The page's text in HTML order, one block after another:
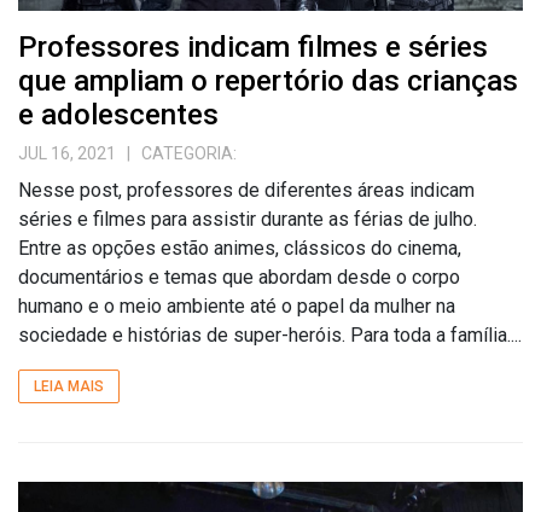
Professores indicam filmes e séries
que ampliam o repertório das crianças
e adolescentes
JUL 16, 2021 | CATEGORIA:
Nesse post, professores de diferentes áreas indicam
séries e filmes para assistir durante as férias de julho.
Entre as opções estão animes, clássicos do cinema,
documentários e temas que abordam desde o corpo
humano e o meio ambiente até o papel da mulher na
sociedade e histórias de super-heróis. Para toda a família....
LEIA MAIS